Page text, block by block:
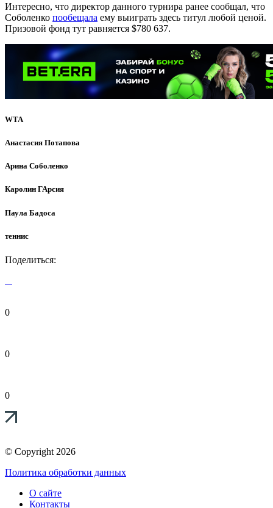
Интересно, что директор данного турнира ранее сообщал, что
Соболенко пообещала ему выиграть здесь титул любой ценой.
Призовой фонд тут равняется $780 637.
WTA
Анастасия Потапова
Арина Соболенко
Каролин ГАрсия
Паула Бадоса
теннис
Поделиться:
0
0
0
© Copyright 2026
Политика обработки данных
О сайте
Контакты